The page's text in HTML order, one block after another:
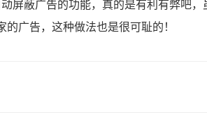
蔽广告的功能，真的是有利有弊吧，
广告，这种做法也是很可耻的！